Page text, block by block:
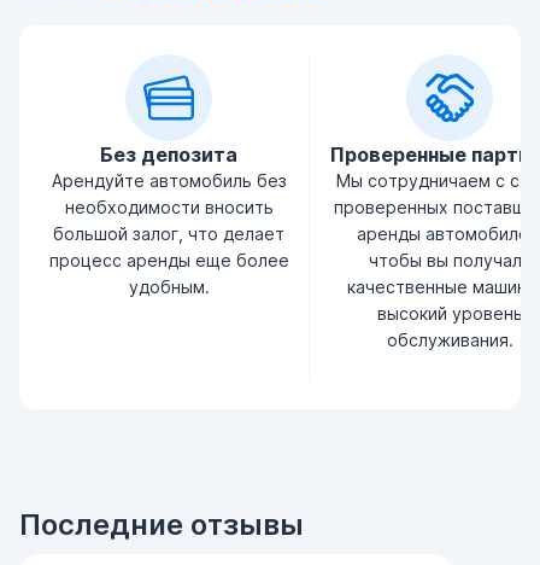
Без депозита
Арендуйте автомобиль без
необходимости вносить
большой залог, что делает
процесс аренды еще более
удобным.
Проверенные
Мы сотрудничаем с
проверенных
аренды
чтобы вы получали
качественные
высокий уровень
обслуживания.
Последние отзывы